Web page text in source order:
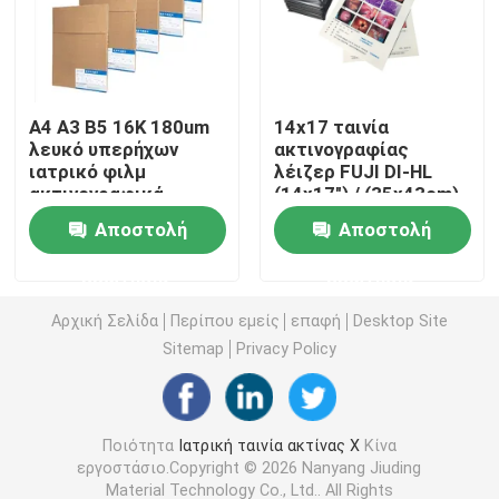
Ταινία ακτίνας X λέιζερ
Ιατρική ξηρά ταινία
Ταινία ακτίνας X της PET
rc έγγραφο φωτογραφιών
Ταινία μεταφοράς θερμότητας
ιατρική θερμική ταινία
Α4 Α3 Β5 16K 180um
λευκό υπερήχων
ιατρικό φιλμ
ακτινογραφικά
φύλλα
Αποστολή
14x17 ταινία
ακτινογραφίας
λέιζερ FUJI DI-HL
(14x17") / (35x43cm)
Ιατρική ταινία λέιζερ
στεγνή ταινία fuji
Αποστολή
Αρχική Σελίδα Περίπου εμείς επαφή
Desktop Site
Sitemap
Privacy Policy
Ποιότητα Ιατρική ταινία ακτίνας XΚίνα
εργοστάσιο.Copyright © 2026 Nanyang Jiuding
Material Technology Co., Ltd.. All Rights